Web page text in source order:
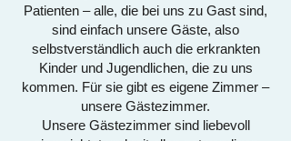
Patienten – alle, die bei uns zu Gast sind,
sind einfach unsere Gäste, also
selbstverständlich auch die erkrankten
Kinder und Jugendlichen, die zu uns
kommen. Für sie gibt es eigene Zimmer –
unsere Gästezimmer.
Unsere Gästezimmer sind liebevoll